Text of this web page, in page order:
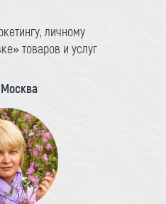
личному
товаров и услуг
Москва